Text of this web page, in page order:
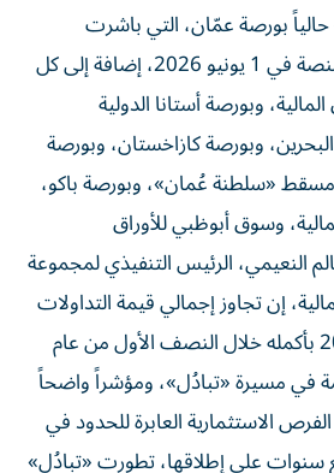
بورصة عمّان، التي باشرت
عمليات التداول عبر المنصة في 1 يونيو 2026، إضافة إلى كل
وبورصة أستانا الدولية
وبورصة كازاخستان، وبورصة
«سلطنة عُمان»، وبورصة باكو،
وسوق أبوظبي للأوراق
النعيمي، الرئيس التنفيذي لمجموعة
إن تجاوز إجمالي قيمة التداولات
المسجلة خلال عام 2025 بأكمله خلال النصف الأول من عام
في مسيرة «تبادُل»، ومؤشراً واضحاً
الاستثمارية العابرة للحدود في
سنوات على إطلاقها، تطورت «تبادُل»